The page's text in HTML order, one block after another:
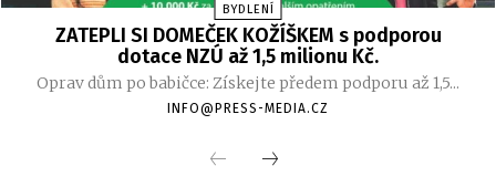
BYDLENÍ
ZATEPLI SI DOMEČEK KOŽÍŠKEM s podporou
dotace NZÚ až 1,5 milionu Kč.
Oprav dům po babičce: Získejte předem podporu až 1,5...
INFO@PRESS-MEDIA.CZ